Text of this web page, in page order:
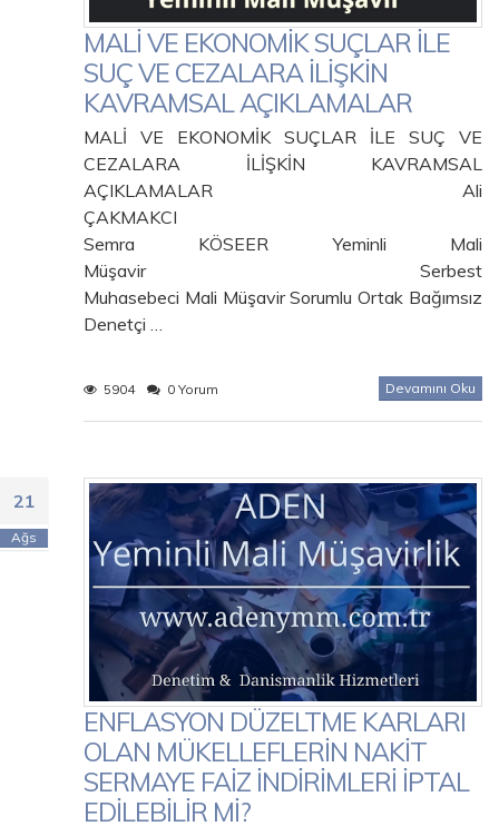
MALİ VE EKONOMİK SUÇLAR İLE
SUÇ VE CEZALARA İLİŞKİN
KAVRAMSAL AÇIKLAMALAR
MALİ VE EKONOMİK SUÇLAR İLE SUÇ VE
CEZALARA İLİŞKİN KAVRAMSAL
AÇIKLAMALAR Ali
ÇAKMAKCI
Semra KÖSEER Yeminli Mali
Müşavir Serbest
Muhasebeci Mali Müşavir Sorumlu Ortak Bağımsız
Denetçi …
5904 0 Yorum Devamını Oku
21
Ağs
ENFLASYON DÜZELTME KARLARI
OLAN MÜKELLEFLERİN NAKİT
SERMAYE FAİZ İNDİRİMLERİ İPTAL
EDİLEBİLİR Mİ?